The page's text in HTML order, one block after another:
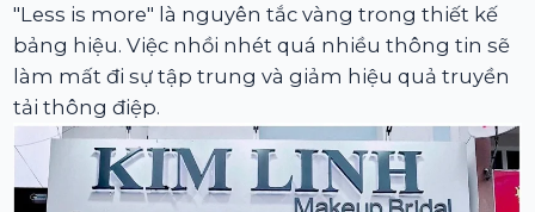
"Less is more" là nguyên tắc vàng trong thiết kế
bảng hiệu. Việc nhồi nhét quá nhiều thông tin sẽ
làm mất đi sự tập trung và giảm hiệu quả truyền
tải thông điệp.